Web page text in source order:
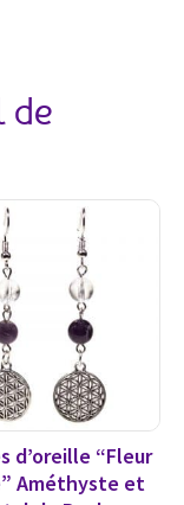
de
d’oreille “Fleur
Améthyste et